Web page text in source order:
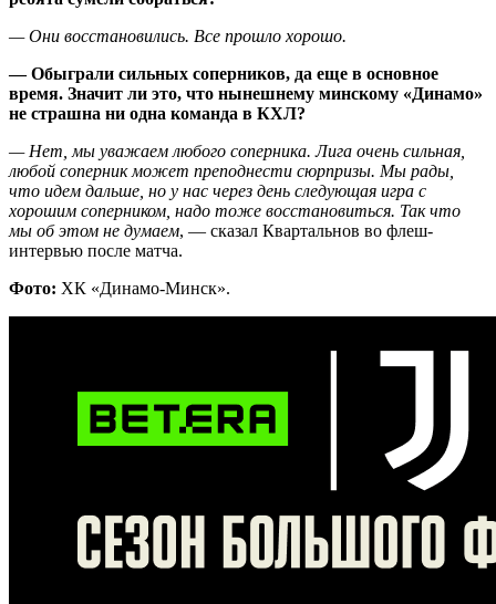
— Они восстановились. Все прошло хорошо.
— Обыграли сильных соперников, да еще в основное
время. Значит ли это, что нынешнему минскому «Динамо»
не страшна ни одна команда в КХЛ?
— Нет, мы уважаем любого соперника. Лига очень сильная,
любой соперник может преподнести сюрпризы. Мы рады,
что идем дальше, но у нас через день следующая игра с
хорошим соперником, надо тоже восстановиться. Так что
мы об этом не думаем, — сказал Квартальнов во флеш-
интервью после матча.
Фото: ХК «Динамо-Минск».